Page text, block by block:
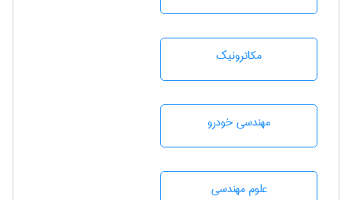
مکاترونیک
مهندسی خودرو
علوم مهندسی